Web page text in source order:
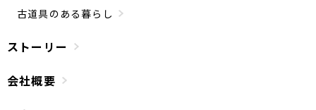
古道具のある暮らし
ストーリー
会社概要